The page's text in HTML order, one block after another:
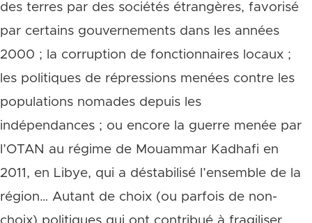
des terres par des sociétés étrangères, favorisé
par certains gouvernements dans les années
2000 ; la corruption de fonctionnaires locaux ;
les politiques de répressions menées contre les
populations nomades depuis les
indépendances ; ou encore la guerre menée par
l’OTAN au régime de Mouammar Kadhafi en
2011, en Libye, qui a déstabilisé l’ensemble de la
région… Autant de choix (ou parfois de non-